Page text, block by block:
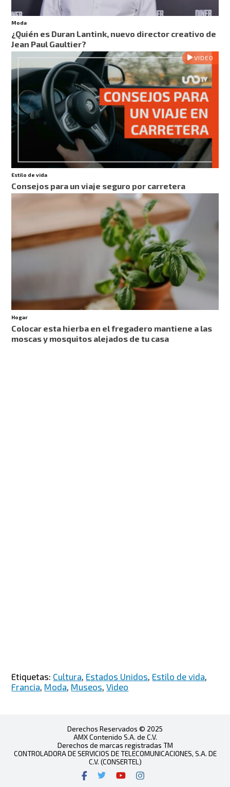
Moda
¿Quién es Duran Lantink, nuevo director creativo de
Jean Paul Gaultier?
VIDEO
Estilo de vida
Consejos para un viaje seguro por carretera
Hogar
Colocar esta hierba en el fregadero mantiene a las
moscas y mosquitos alejados de tu casa
Etiquetas: Cultura Estados Unidos Estilo de vida
Francia Moda Museos ,Video
Derechos Reservados © 2025
AMX Contenido S.A. de C.V.
Derechos de marcas registradas TM
CONTROLADORA DE SERVICIOS DE TELECOMUNICACIONES, S.A. DE
C.V. (CONSERTEL)